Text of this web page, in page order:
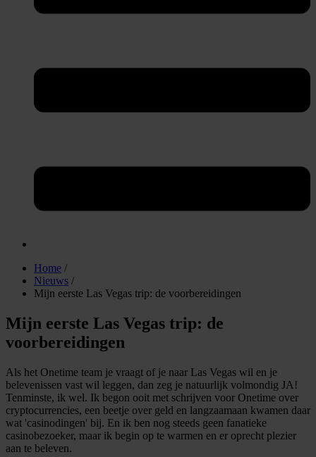
Home /
Nieuws /
Mijn eerste Las Vegas trip: de voorbereidingen
Mijn eerste Las Vegas trip: de
voorbereidingen
Als het Onetime team je vraagt of je naar Las Vegas wil en je
belevenissen vast wil leggen, dan zeg je natuurlijk volmondig JA!
Tenminste, ik wel. Ik begon ooit met schrijven voor Onetime over
cryptocurrencies, een beetje over geld en langzaamaan kwamen daar
wat 'casinodingen' bij. En ik ben nog steeds geen fanatieke
casinobezoeker, maar ik begin op te warmen en er oprecht plezier
aan te beleven.